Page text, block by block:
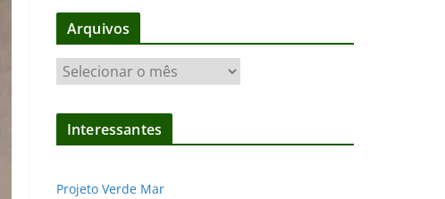
Arquivos
r
q
Interessantes
Projeto Verde Mar